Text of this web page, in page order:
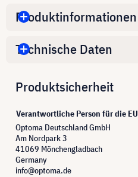
Produktinformationen
Technische Daten
Produktsicherheit
Verantwortliche Person für die EU
Optoma Deutschland GmbH
Am Nordpark 3
41069 Mönchengladbach
Germany
info@optoma.de